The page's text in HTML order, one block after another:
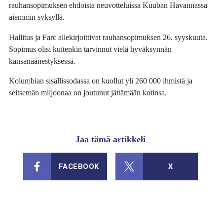
rauhansopimuksen ehdoista neuvotteluissa Kuuban Havannassa
aiemmin syksyllä.
Hallitus ja Farc allekirjoittivat rauhansopimuksen 26. syyskuuta.
Sopimus olisi kuitenkin tarvinnut vielä hyväksynnän
kansanäänestyksessä.
Kolumbian sisällissodassa on kuollut yli 260 000 ihmistä ja
seitsemän miljoonaa on joutunut jättämään kotinsa.
Jaa tämä artikkeli
FACEBOOK X